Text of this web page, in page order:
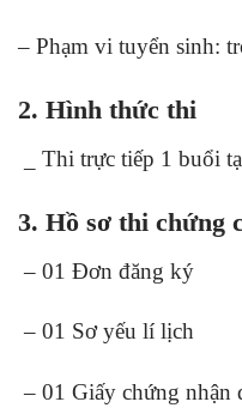
– Phạm vi tuyển sinh:
2. Hình thức thi
_ Thi trực tiếp 1 buổi
3. Hồ sơ thi chứng
– 01 Đơn đăng ký
– 01 Sơ yếu lí lịch
– 01 Giấy chứng nhận